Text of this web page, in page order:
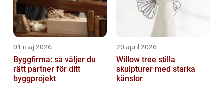
01 maj 2026
Byggfirma: så väljer du
rätt partner för ditt
byggprojekt
20 april 2026
Willow tree stilla
skulpturer med starka
känslor